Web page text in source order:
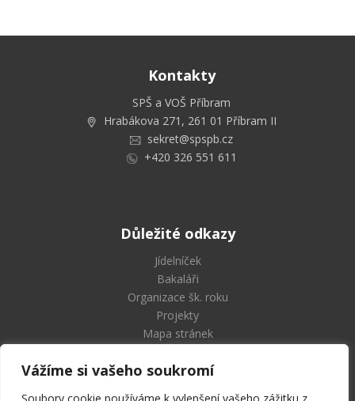
Vážíme si vašeho soukromí
Kontakty
SPŠ a VOŠ Příbram
Hrabákova 271, 261 01 Příbram II
sekret@spspb.cz
+420 326 551 611
Důležité odkazy
Jídelníček
Bakaláři
Organizace šk. roku
Projekty
Mapa stránek